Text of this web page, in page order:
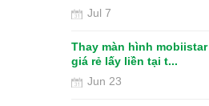
Jul 7
Thay màn hình mobiistar
giá rẻ lấy liền tại t...
Jun 23